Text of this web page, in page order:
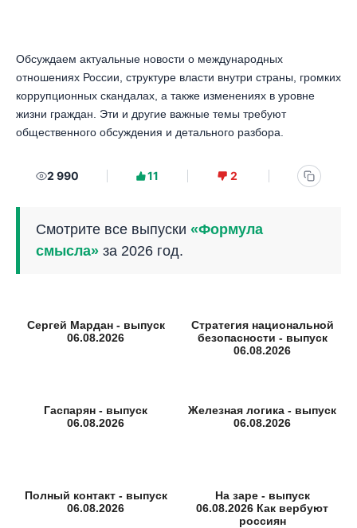
Обсуждаем актуальные новости о международных
отношениях России, структуре власти внутри страны, громких
коррупционных скандалах, а также изменениях в уровне
жизни граждан. Эти и другие важные темы требуют
общественного обсуждения и детального разбора.
2 990 11 2
Смотрите все выпуски «Формула
смысла» за 2026 год.
Сергей Мардан - выпуск
06.08.2026
Стратегия национальной
безопасности - выпуск
06.08.2026
Гаспарян - выпуск
06.08.2026
Железная логика - выпуск
06.08.2026
Полный контакт - выпуск
06.08.2026
На заре - выпуск
06.08.2026 Как вербуют
россиян